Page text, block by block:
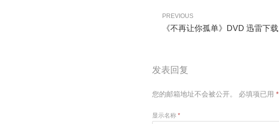
PREVIOUS
《不再让你孤单》DVD 迅雷下载
发表回复
您的邮箱地址不会被公开。 必填项已用 *
显示名称 *